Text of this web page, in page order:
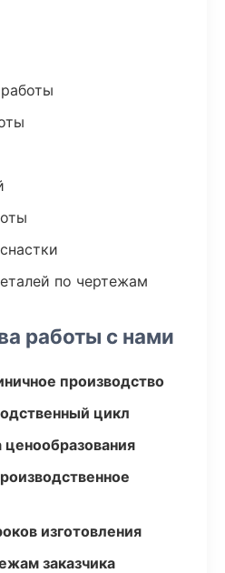
по чертежам
работы с нами
производство
цикл
ценообразования
изготовления
заказчика